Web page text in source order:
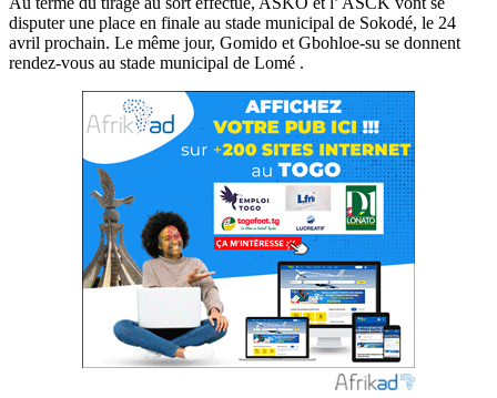
disputer une place en finale au stade municipal de Sokodé, le 24
avril prochain. Le même jour, Gomido et Gbohloe-su se donnent
rendez-vous au stade municipal de Lomé .